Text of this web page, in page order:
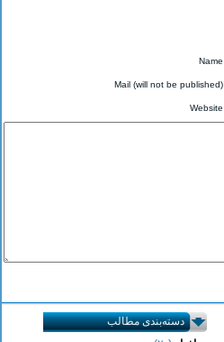
Name
Mail (will not be published)
Website
دسته‌بندی مطالب